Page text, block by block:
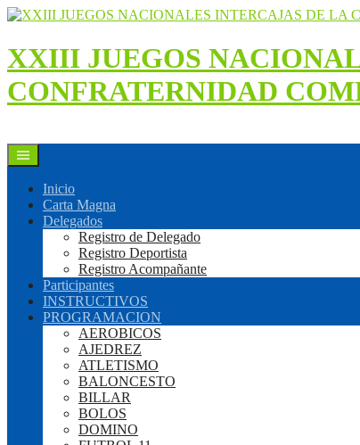
Saltar
contenido
XXIII JUEGOS
CONFRATERNIDAD
Inicio
Carta Magna
Delegados
Registro de Delegado
Registro Deportista
Registro Acompañante
Participantes
INSTRUCTIVOS
PROGRAMACION
AEROBICOS
AJEDREZ
ATLETISMO
BALONCESTO
BILLAR
BOLOS
DOMINO